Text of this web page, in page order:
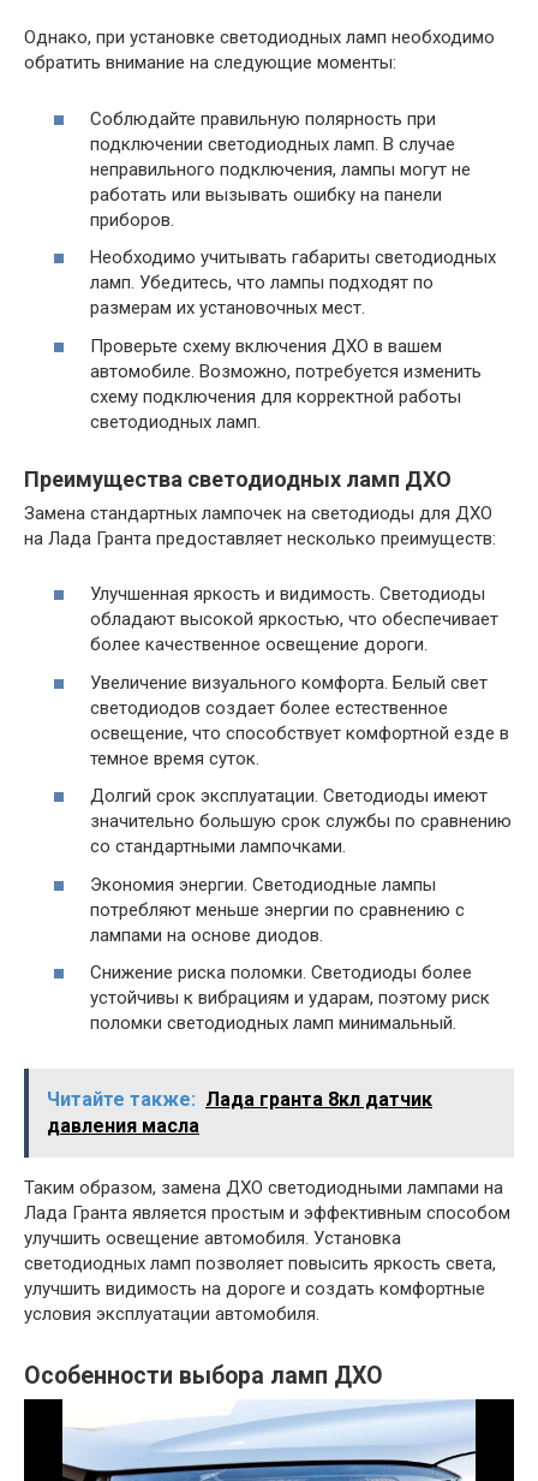
Однако, при установке светодиодных ламп необходимо
обратить внимание на следующие моменты:
Соблюдайте правильную полярность при
подключении светодиодных ламп. В случае
неправильного подключения, лампы могут не
работать или вызывать ошибку на панели
приборов.
Необходимо учитывать габариты светодиодных
ламп. Убедитесь, что лампы подходят по
размерам их установочных мест.
Проверьте схему включения ДХО в вашем
автомобиле. Возможно, потребуется изменить
схему подключения для корректной работы
светодиодных ламп.
Преимущества светодиодных ламп ДХО
Замена стандартных лампочек на светодиоды для ДХО
на Лада Гранта предоставляет несколько преимуществ:
Улучшенная яркость и видимость. Светодиоды
обладают высокой яркостью, что обеспечивает
более качественное освещение дороги.
Увеличение визуального комфорта. Белый свет
светодиодов создает более естественное
освещение, что способствует комфортной езде в
темное время суток.
Долгий срок эксплуатации. Светодиоды имеют
значительно большую срок службы по сравнению
со стандартными лампочками.
Экономия энергии. Светодиодные лампы
потребляют меньше энергии по сравнению с
лампами на основе диодов.
Снижение риска поломки. Светодиоды более
устойчивы к вибрациям и ударам, поэтому риск
поломки светодиодных ламп минимальный.
Читайте также: Лада гранта 8кл датчик
давления масла
Таким образом, замена ДХО светодиодными лампами на
Лада Гранта является простым и эффективным способом
улучшить освещение автомобиля. Установка
светодиодных ламп позволяет повысить яркость света,
улучшить видимость на дороге и создать комфортные
условия эксплуатации автомобиля.
Особенности выбора ламп ДХО